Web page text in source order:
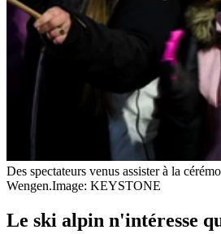
Des spectateurs venus assister à la
Wengen.Image: KEYSTONE
Le ski alpin n'intéresse